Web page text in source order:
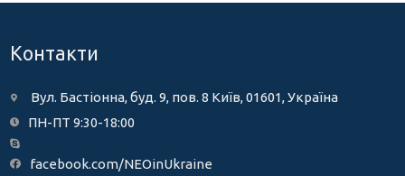
Контакти
Вул. Бастіонна, буд. 9, пов. 8 Київ, 01601, Україна
ПН-ПТ 9:30-18:00
facebook.com/NEOinUkraine